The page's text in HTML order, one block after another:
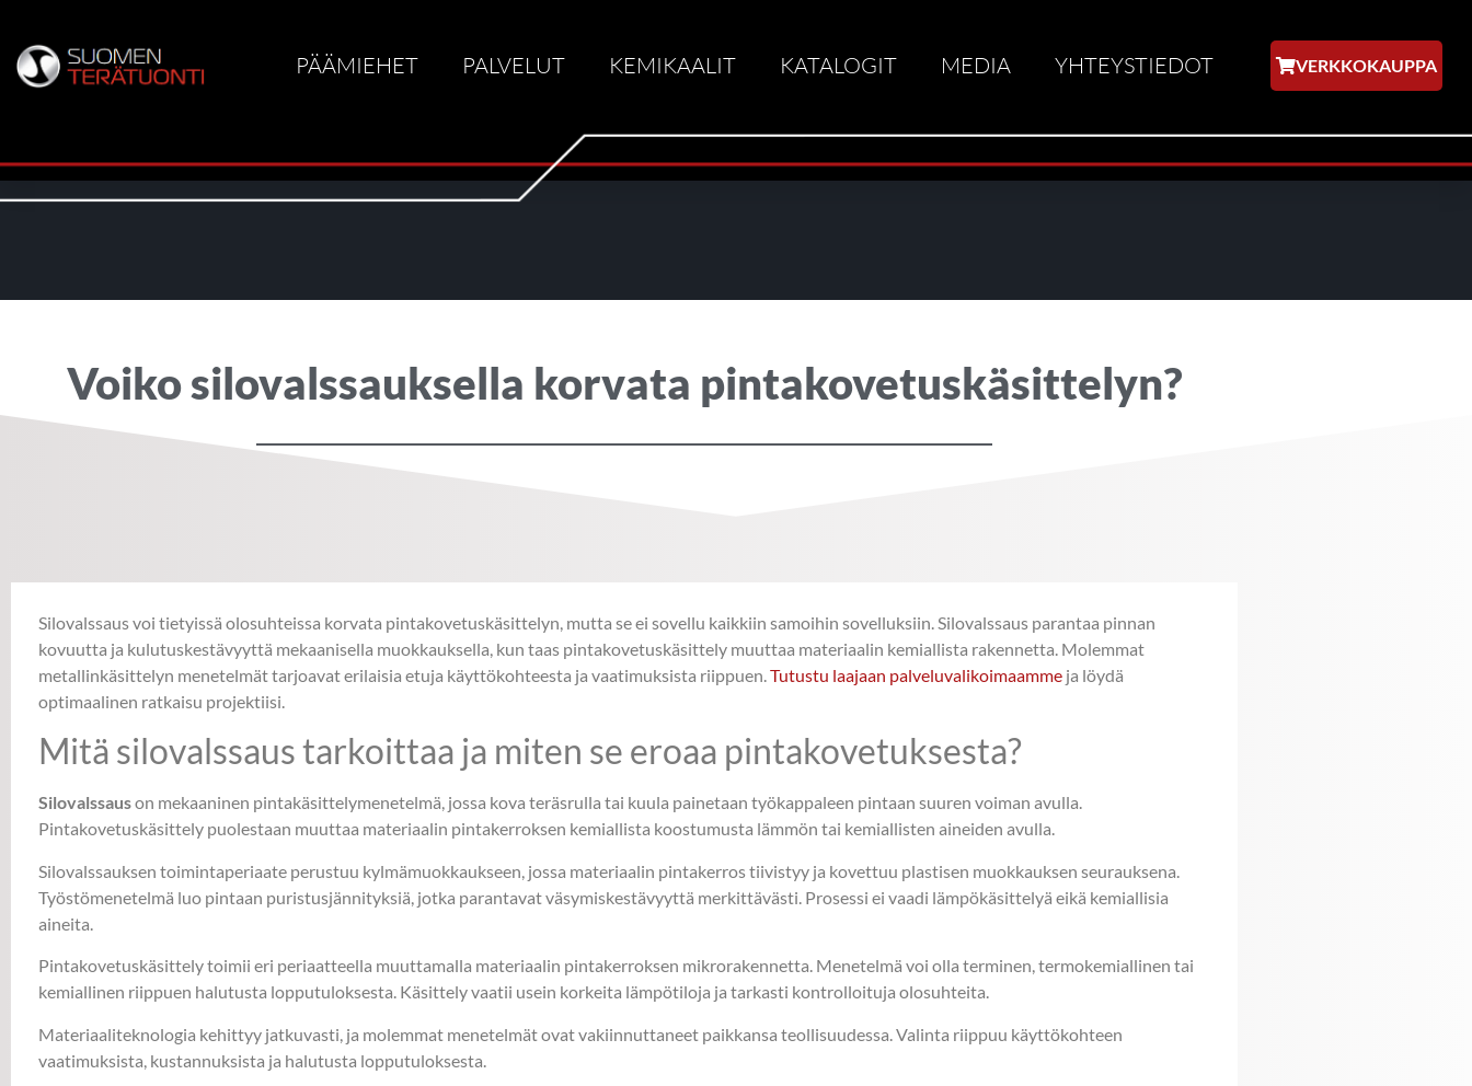
PÄÄMIEHET PALVELUT KEMIKAALIT KATALOGIT MEDIA YHTEYSTIEDOT VERKKOKAUPPA
Voiko silovalssauksella korvata pintakovetuskäsittelyn?
Silovalssaus voi tietyissä olosuhteissa korvata pintakovetuskäsittelyn, mutta se ei sovellu kaikkiin samoihin sovelluksiin. Silovalssaus parantaa pinnan
kovuutta ja kulutuskestävyyttä mekaanisella muokkauksella, kun taas pintakovetuskäsittely muuttaa materiaalin kemiallista rakennetta. Molemmat
metallinkäsittelyn menetelmät tarjoavat erilaisia etuja käyttökohteesta ja vaatimuksista riippuen.Tutustu laajaan palveluvalikoimaamme ja löydä
optimaalinen ratkaisu projektiisi.
Mitä silovalssaus tarkoittaa ja miten se eroaa pintakovetuksesta?
Silovalssauson mekaaninen pintakäsittelymenetelmä, jossa kova teräsrulla tai kuula painetaan työkappaleen pintaan suuren voiman avulla.
Pintakovetuskäsittely puolestaan muuttaa materiaalin pintakerroksen kemiallista koostumusta lämmön tai kemiallisten aineiden avulla.
Silovalssauksen toimintaperiaate perustuu kylmämuokkaukseen, jossa materiaalin pintakerros tiivistyy ja kovettuu plastisen muokkauksen seurauksena.
Työstömenetelmä luo pintaan puristusjännityksiä, jotka parantavat väsymiskestävyyttä merkittävästi. Prosessi ei vaadi lämpökäsittelyä eikä kemiallisia
aineita.
Pintakovetuskäsittely toimii eri periaatteella muuttamalla materiaalin pintakerroksen mikrorakennetta. Menetelmä voi olla terminen, termokemiallinen tai
kemiallinen riippuen halutusta lopputuloksesta. Käsittely vaatii usein korkeita lämpötiloja ja tarkasti kontrolloituja olosuhteita.
Materiaaliteknologia kehittyy jatkuvasti, ja molemmat menetelmät ovat vakiinnuttaneet paikkansa teollisuudessa. Valinta riippuu käyttökohteen
vaatimuksista, kustannuksista ja halutusta lopputuloksesta.